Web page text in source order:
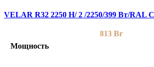
VELAR R32 2250 H/ 2 /2250/399 Вт/RAL
813 Br
Мощность